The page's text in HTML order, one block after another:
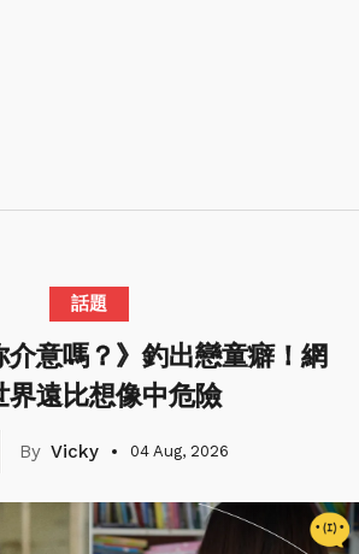
話題
介意嗎？》釣出戀童癖！網
界遠比想像中危險
Vicky 04 Aug, 2026